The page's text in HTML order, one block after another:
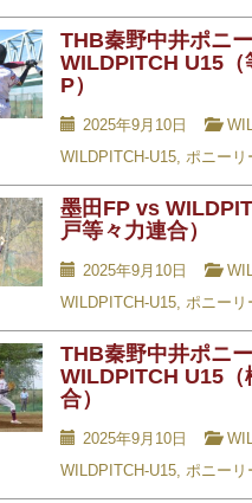
THB秦野中井ポニ
WILDPITCH U15（
P）
2025年9月10日
WILDPITCH-U15, ポニーリ
墨田FP vs
戸等々力連合）
2025年9月10日
WILDPITCH-U15, ポニーリ
THB秦野中井ポニ
WILDPITCH U15（
合）
2025年9月10日
WILDPITCH-U15, ポニーリ